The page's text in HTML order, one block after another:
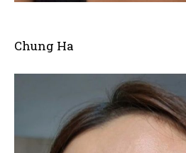
Chung Ha